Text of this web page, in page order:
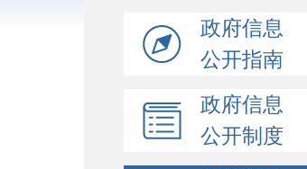
政府信息
公开指南
政府信息
公开制度